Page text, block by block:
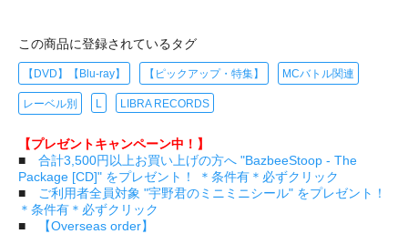
この商品に登録されているタグ
【DVD】【Blu-ray】 【ピックアップ・特集】 MCバトル関連
レーベル別 L LIBRA RECORDS
【プレゼントキャンペーン中！】
■ 合計3,500円以上お買い上げの方へ "BazbeeStoop - The
Package [CD]" をプレゼント！ ＊条件有＊必ずクリック
■
ご利用者全員対象 "宇野君のミニミニシール" をプレゼント！
＊条件有＊必ずクリック
■
【Overseas order】